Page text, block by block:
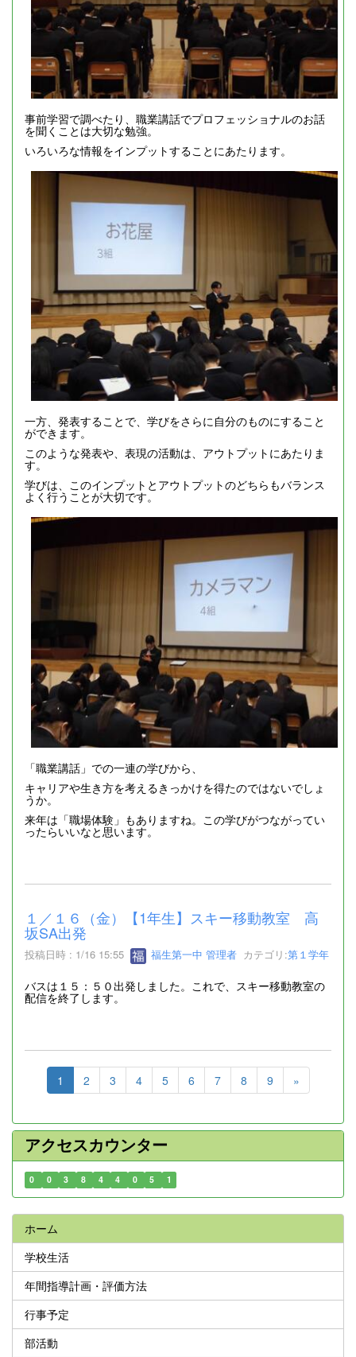
事前学習で調べたり、職業講話でプロフェッショナルのお話
を聞くことは大切な勉強。
いろいろな情報をインプットすることにあたります。
一方、発表することで、学びをさらに自分のものにすること
ができます。
このような発表や、表現の活動は、アウトプットにあたりま
す。
学びは、このインプットとアウトプットのどちらもバランス
よく行うことが大切です。
「職業講話」での一連の学びから、
キャリアや生き方を考えるきっかけを得たのではないでしょ
うか。
来年は「職場体験」もありますね。この学びがつながってい
ったらいいなと思います。
１／１６（金）【1年生】スキー移動教室 高
坂SA出発
投稿日時 : 1/16 15:55 福生第一中 管理者 カテゴリ:第１学年
バスは１５：５０出発しました。これで、スキー移動教室の
配信を終了します。
1 2 3 4 5 6 7 8 9 »
アクセスカウンター
0 0 3 8 4 4 0 5 1
ホーム
学校生活
年間指導計画・評価方法
行事予定
部活動